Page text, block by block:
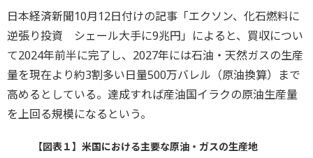
日本経済新聞10月12日付けの記事「エクソン、化石燃料に
逆張り投資 シェール大手に9兆円」によると、買収につい
て2024年前半に完了し、2027年には石油・天然ガスの生産
量を現在より約3割多い日量500万バレル（原油換算）まで
高めるとしている。達成すれば産油国イラクの原油生産量
を上回る規模になるという。
【図表１】米国における主要な原油・ガスの生産地